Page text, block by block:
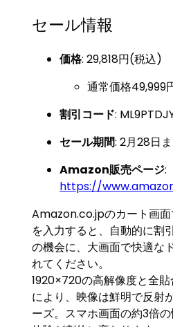
セール情報
価格: 29,818円(税込)
通常価格49,999
割引コード:
セール期間: 2月28日
Amazon販売ページ:
https://
Amazon.co.jpのカート画面
を入力すると、自動的に割
の機会に、大画面で快適な
れてください。
1920×720の高解像度と全
により、映像は鮮明で反射
ーズ。スマホ画面の約3倍